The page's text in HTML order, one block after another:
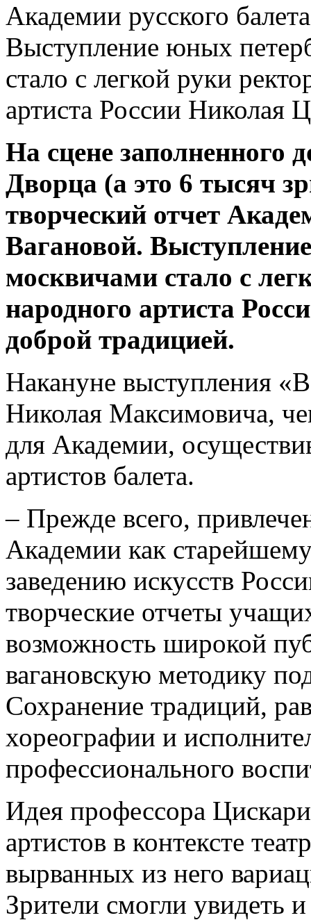
Академии русского
Выступление юных
стало с легкой руки
артиста России Николая
На сцене заполненного
Дворца (а это 6 тысяч
творческий отчет
Вагановой.
москвичами стало с
народного артиста
доброй традицией.
Накануне выступления
Николая Максимовича,
для Академии,
артистов балета.
– Прежде всего,
Академии как
заведению искусств
творческие отчеты
возможность широкой
вагановскую методику
Сохранение традиций,
хореографии и
профессионального
Идея профессора
артистов в контексте
вырванных из него
Зрители смогли увидеть